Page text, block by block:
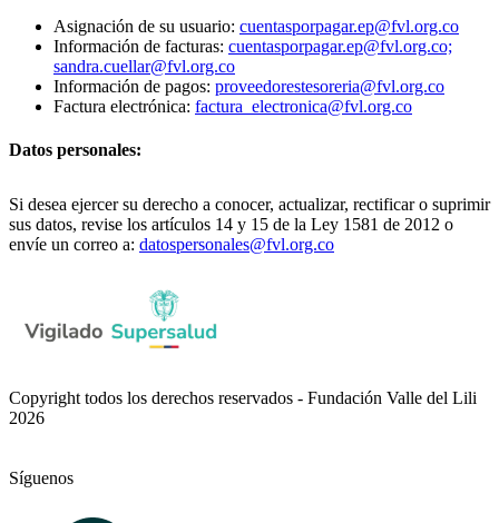
Asignación de su usuario: cuentasporpagar.ep@fvl.org.co
Información de facturas: cuentasporpagar.ep@fvl.org.co;
sandra.cuellar@fvl.org.co
Información de pagos: proveedorestesoreria@fvl.org.co
Factura electrónica: factura_electronica@fvl.org.co
Datos personales:
Si desea ejercer su derecho a conocer, actualizar, rectificar o suprimir
sus datos, revise los artículos 14 y 15 de la Ley 1581 de 2012 o
envíe un correo a: datospersonales@fvl.org.co
Copyright todos los derechos reservados - Fundación Valle del Lili
2026
Síguenos